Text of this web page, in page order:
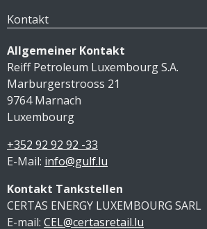
Kontakt
Allgemeiner Kontakt
Reiff Petroleum Luxembourg S.A.
Marburgerstrooss 21
9764 Marnach
Luxembourg
+352 92 92 92 -33
E-Mail: info@gulf.lu
Kontakt Tankstellen
CERTAS ENERGY LUXEMBOURG SARL
E-mail: CEL@certasretail.lu